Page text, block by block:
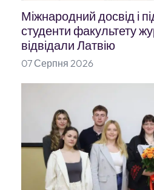
Міжнародний досвід і
студенти факультету
відвідали Латвію
07 Серпня 2026